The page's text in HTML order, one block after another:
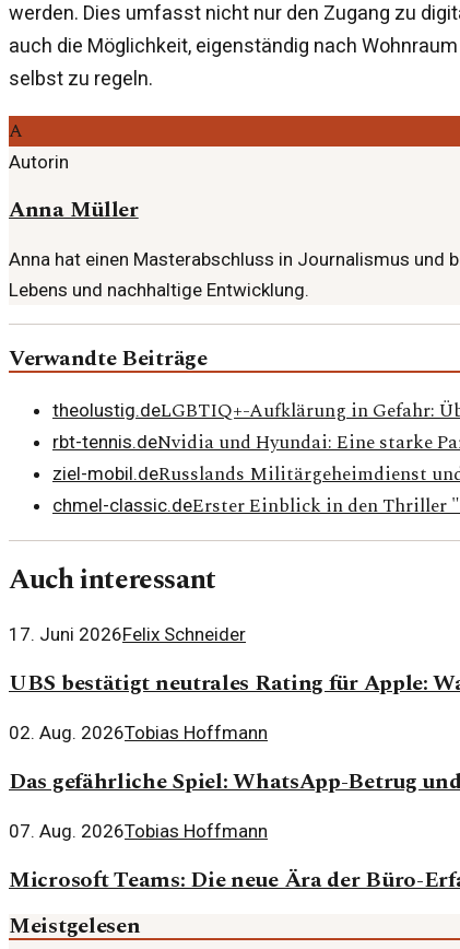
werden. Dies umfasst nicht nur den Zugang zu
auch die Möglichkeit, eigenständig nach
selbst zu regeln.
A
Autorin
Anna Müller
Anna hat einen Masterabschluss in Journalismus und
Lebens und nachhaltige Entwicklung.
Verwandte Beiträge
theolustig.deLGBTIQ+-Aufklärung in Gefahr:
rbt-tennis.deNvidia und Hyundai: Eine starke
ziel-mobil.deRusslands Militärgeheimdienst
chmel-classic.deErster Einblick in den Thriller
Auch interessant
17. Juni 2026Felix Schneider
UBS bestätigt neutrales Rating für Apple:
02. Aug. 2026Tobias Hoffmann
Das gefährliche Spiel: WhatsApp-Betrug
07. Aug. 2026Tobias Hoffmann
Microsoft Teams: Die neue Ära der Büro-
Meistgelesen